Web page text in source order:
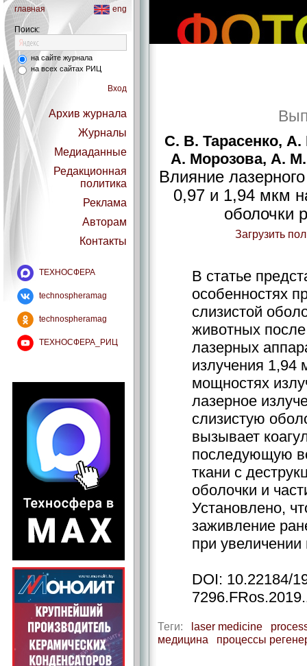
главная eng
Поиск:
на сайте журнала
на всех сайтах РИЦ
Вход
Архив журнала
Журналы
Медиаданные
Редакционная
политика
Реклама
Авторам
Контакты
ТЕХНОСФЕРА
technospheramag
technospheramag
ТЕХНОСФЕРА_РИЦ
С. В. Тарасенко,
А. Морозова, А.
Влияние
0,97 и 1,94 мкм
оболочки
Загрузить
В статье
особенностях
слизистой
животных
лазерных
излучения 1,94
мощностях
лазерное
слизистую
вызывает
последующую
ткани с
оболочки и
Установлено,
заживление
при
DOI: 10.22184/
Теги: laser medicine
медицина
процессы